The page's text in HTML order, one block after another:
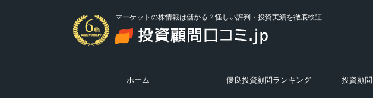
マーケットの株情報は儲かる？怪しい評判・投資実績を徹底検証
ホーム
優良投資顧問ランキング
投資顧